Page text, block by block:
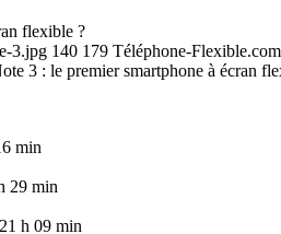
flexible ?
3.jpg 140 179 Téléphone-Flexible.com
3 : le premier smartphone à écran
min
29 min
h 09 min